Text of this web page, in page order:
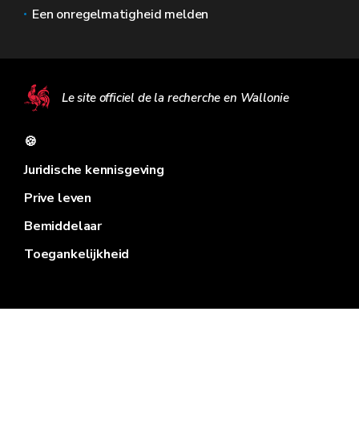
Een onregelmatigheid melden
Le site officiel de la recherche en Wallonie
🍪
Juridische kennisgeving
Prive leven
Bemiddelaar
Toegankelijkheid